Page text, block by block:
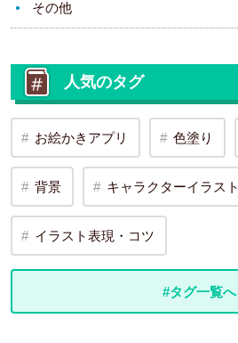
その他
人気のタグ
お絵かきアプリ 色塗り
背景 キャラクターイラスト
イラスト表現・コツ
#タグ一覧へ